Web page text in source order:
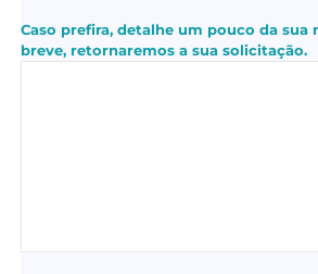
Caso prefira, detalhe um pouco da sua
breve, retornaremos a sua solicitação.